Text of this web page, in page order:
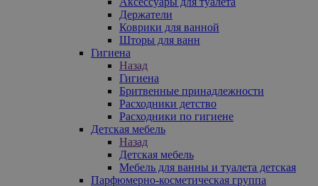
Держатели
Коврики для ванной
Шторы для ванн
Гигиена
Назад
Гигиена
Бритвенные принадлежности
Расходники детство
Расходники по гигиене
Детская мебель
Назад
Детская мебель
Мебель для ванны и туалета детская
Парфюмерно-косметическая группа